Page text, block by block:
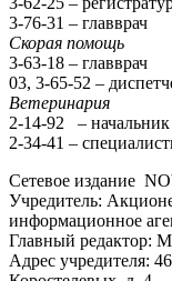
3-76-31 – главврач
Скорая помощь
3-63-18 – главврач
03, 3-65-52 –
Ветеринария
2-14-92 – начальник
2-34-41 –
Сетевое издание
Учредитель:
информационное
Главный редактор:
Адрес учредителя: